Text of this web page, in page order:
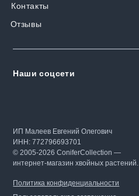
Отзывы
Контакты
Наши соцсети
ИП Малеев Евгений Олегович
ИНН: 772796693701
© 2005-2026 ConiferCollection —
интернет-магазин хвойных растений.
Политика конфиденциальности